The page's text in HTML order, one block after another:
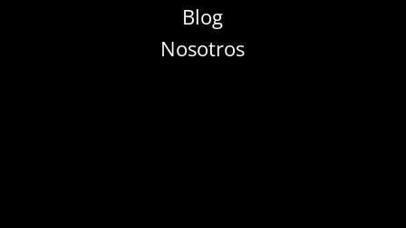
Blog
Nosotros